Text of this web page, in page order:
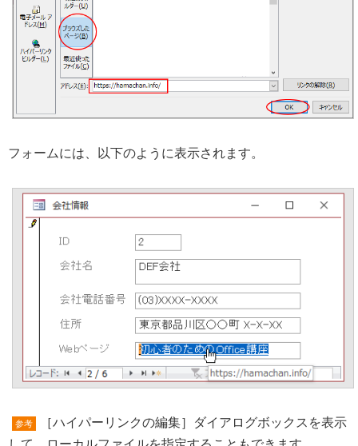
フォームには、以下のように表示されます。
参考
［ハイパーリンクの編集］ダイアログボックスを表示